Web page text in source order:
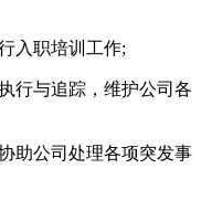
入职培训工作;
行与追踪，维护公司各
助公司处理各项突发事